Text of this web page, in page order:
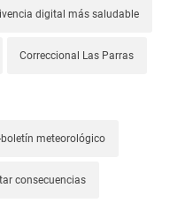
digital más saludable
Correccional Las Parras
meteorológico
consecuencias